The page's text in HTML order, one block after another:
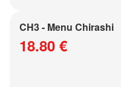
CH3 - Menu Chirashi
18.80 €